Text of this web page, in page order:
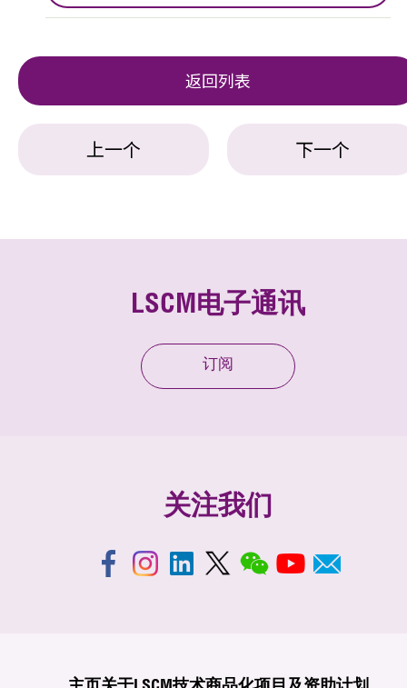
返回列表
上一个 下一个
LSCM电子通讯
订阅
关注我们